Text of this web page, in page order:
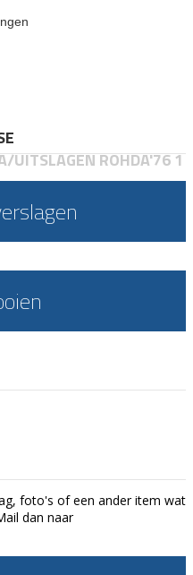
UITSLAGEN ROHDA'76 1
foto's of een ander item wat
dan naar